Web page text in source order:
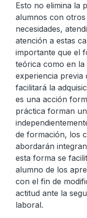
Esto no elimina la
alumnos con
necesidades,
atención a estas
importante que el
teórica como en
experiencia previa
facilitará la
es una acción
práctica forman
de formación, los
abordarán
esta forma se
alumno de los
con el fin de
actitud ante la
laboral.